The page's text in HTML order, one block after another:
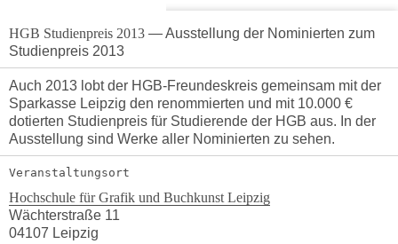
HGB Studienpreis 2013 — Ausstellung der Nominierten zum
Studienpreis 2013
Auch 2013 lobt der HGB-Freundeskreis gemeinsam mit der
Sparkasse Leipzig den renommierten und mit 10.000 €
dotierten Studienpreis für Studierende der HGB aus. In der
Ausstellung sind Werke aller Nominierten zu sehen.
Veranstaltungsort
Hochschule für Grafik und Buchkunst Leipzig
Wächterstraße 11
04107 Leipzig